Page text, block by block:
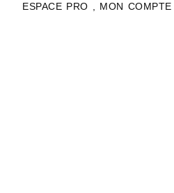
ESPACE PRO , MON COMPTE